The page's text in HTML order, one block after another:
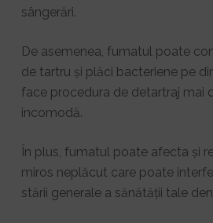
sângerări.
De asemenea, fumatul poate
de tartru și plăci bacteriene pe
face procedura de detartraj mai
incomodă.
În plus, fumatul poate afecta și
miros neplăcut care poate
stării generale a sănătății tale